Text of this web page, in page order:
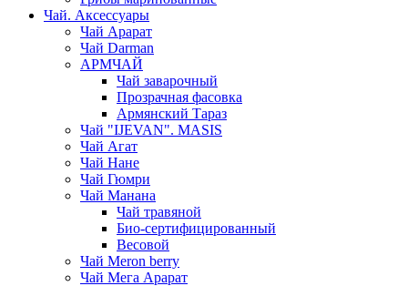
Чай. Аксессуары
Чай Арарат
Чай Darman
АРМЧАЙ
Чай заварочный
Прозрачная фасовка
Армянский Тараз
Чай "IJEVAN". MASIS
Чай Агат
Чай Нане
Чай Гюмри
Чай Манана
Чай травяной
Био-сертифицированный
Весовой
Чай Meron berry
Чай Мега Арарат